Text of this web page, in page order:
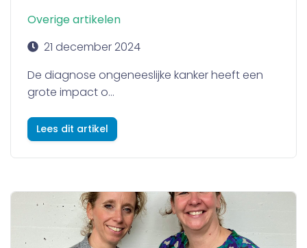
Overige artikelen
21 december 2024
De diagnose ongeneeslijke kanker heeft een
grote impact o...
Lees dit artikel